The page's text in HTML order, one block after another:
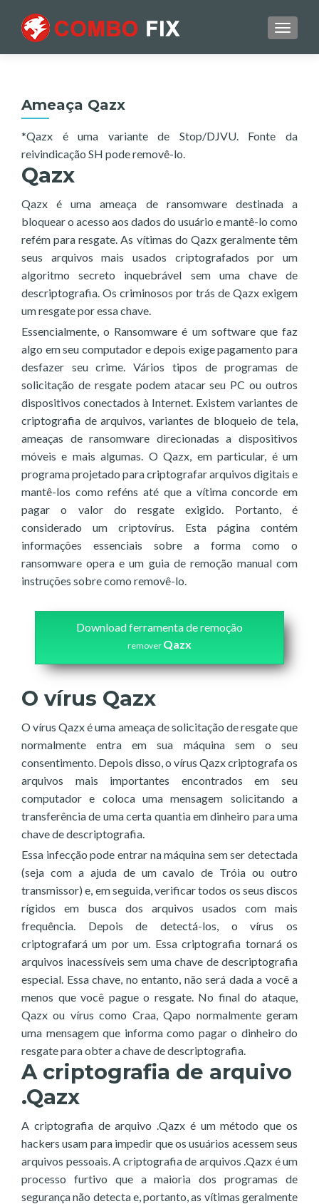
Ameaça Qazx
*Qazx é uma variante de Stop/DJVU. Fonte da
reivindicação SH pode removê-lo.
Qazx
Qazx é uma ameaça de ransomware destinada a
bloquear o acesso aos dados do usuário e mantê-lo como
refém para resgate. As vítimas do Qazx geralmente têm
seus arquivos mais usados criptografados por um
algoritmo secreto inquebrável sem uma chave de
descriptografia. Os criminosos por trás de Qazx exigem
um resgate por essa chave.
Essencialmente, o Ransomware é um software que faz
algo em seu computador e depois exige pagamento para
desfazer seu crime. Vários tipos de programas de
solicitação de resgate podem atacar seu PC ou outros
dispositivos conectados à Internet. Existem variantes de
criptografia de arquivos, variantes de bloqueio de tela,
ameaças de ransomware direcionadas a dispositivos
móveis e mais algumas. O Qazx, em particular, é um
programa projetado para criptografar arquivos digitais e
mantê-los como reféns até que a vítima concorde em
pagar o valor do resgate exigido. Portanto, é
considerado um criptovírus. Esta página contém
informações essenciais sobre a forma como o
ransomware opera e um guia de remoção manual com
instruções sobre como removê-lo.
Download ferramenta de remoção
remover Qazx
O vírus Qazx
O vírus Qazx é uma ameaça de solicitação de resgate que
normalmente entra em sua máquina sem o seu
consentimento. Depois disso, o vírus Qazx criptografa os
arquivos mais importantes encontrados em seu
computador e coloca uma mensagem solicitando a
transferência de uma certa quantia em dinheiro para uma
chave de descriptografia.
Essa infecção pode entrar na máquina sem ser detectada
(seja com a ajuda de um cavalo de Tróia ou outro
transmissor) e, em seguida, verificar todos os seus discos
rígidos em busca dos arquivos usados com mais
frequência. Depois de detectá-los, o vírus os
criptografará um por um. Essa criptografia tornará os
arquivos inacessíveis sem uma chave de descriptografia
especial. Essa chave, no entanto, não será dada a você a
menos que você pague o resgate. No final do ataque,
Qazx ou vírus como Craa, Qapo normalmente geram
uma mensagem que informa como pagar o dinheiro do
resgate para obter a chave de descriptografia.
A criptografia de arquivo
.Qazx
A criptografia de arquivo .Qazx é um método que os
hackers usam para impedir que os usuários acessem seus
arquivos pessoais. A criptografia de arquivos .Qazx é um
processo furtivo que a maioria dos programas de
segurança não detecta e, portanto, as vítimas geralmente